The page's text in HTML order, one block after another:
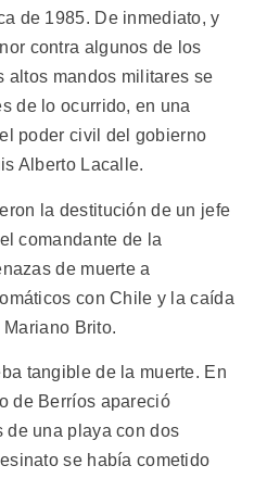
de 1985. De inmediato, y
contra algunos de los
altos mandos militares se
de lo ocurrido, en una
poder civil del gobierno
Alberto Lacalle.
la destitución de un jefe
comandante de la
de muerte a
con Chile y la caída
Brito.
tangible de la muerte. En
de Berríos apareció
de una playa con dos
se había cometido